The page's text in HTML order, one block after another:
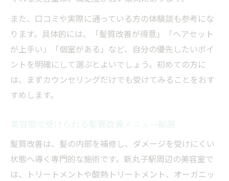
また、口コミや実際に通っている方の体験談も参考にな
ります。具体的には、「髪質改善が得意」「ヘアセット
が上手い」「個室がある」など、自分の優先したいポイ
ントを明確にして選ぶとよいでしょう。初めての方に
は、まずカウンセリングだけでも受けてみることをおす
すめします。
美容室で受けられる髪質改善メニュー解説
髪質改善は、髪の内部を補修し、ダメージを受けにくい
状態へ導く専門的な施術です。新丸子駅周辺の美容室で
は、トリートメントや酸熱トリートメント、オーガニッ